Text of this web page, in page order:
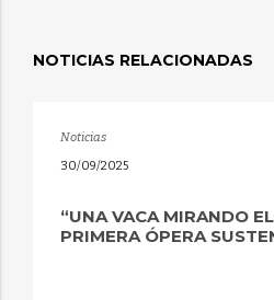
NOTICIAS RELACIONADAS
Noticias
30/09/2025
“UNA VACA MIRANDO
PRIMERA ÓPERA